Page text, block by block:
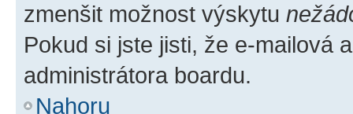
zmenšit možnost výskytu
Pokud si jste jisti, že e-mailová
administrátora boardu.
Nahoru